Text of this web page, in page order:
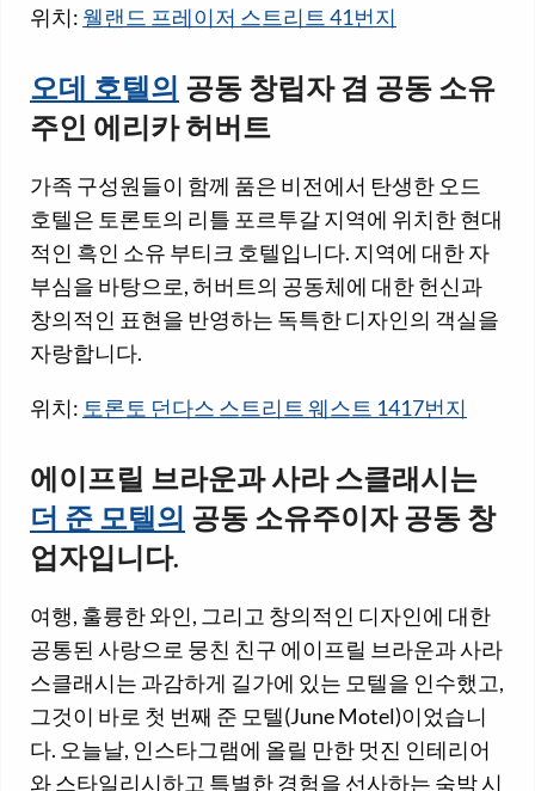
위치: 웰랜드 프레이저 스트리트 41번지
오데 호텔의공동 창립자 겸 공동 소유
주인 에리카 허버트
가족 구성원들이 함께 품은 비전에서 탄생한 오드
호텔은 토론토의 리틀 포르투갈 지역에 위치한 현대
적인 흑인 소유 부티크 호텔입니다. 지역에 대한 자
부심을 바탕으로, 허버트의 공동체에 대한 헌신과
창의적인 표현을 반영하는 독특한 디자인의 객실을
자랑합니다.
위치: 토론토 던다스 스트리트 웨스트 1417번지
에이프릴 브라운과 사라 스클래시는
더 준 모텔의공동 소유주이자 공동 창
업자입니다.
여행, 훌륭한 와인, 그리고 창의적인 디자인에 대한
공통된 사랑으로 뭉친 친구 에이프릴 브라운과 사라
스클래시는 과감하게 길가에 있는 모텔을 인수했고,
그것이 바로 첫 번째 준 모텔(June Motel)이었습니
다. 오늘날, 인스타그램에 올릴 만한 멋진 인테리어
와 스타일리시하고 특별한 경험을 선사하는 숙박 시